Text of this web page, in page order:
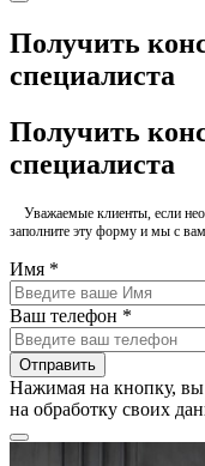
Получить
специалиста
Получить
специалиста
Уважаемые клиенты, если
заполните эту форму и мы с
Имя *
Ваш телефон *
Отправить
Нажимая на кнопку, вы
на обработку своих